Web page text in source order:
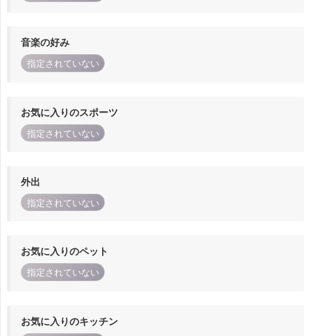
音楽の好み
指定されていない
お気に入りのスポーツ
指定されていない
外出
指定されていない
お気に入りのペット
指定されていない
お気に入りのキッチン